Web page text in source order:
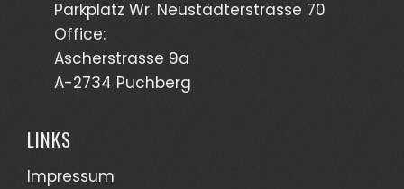
Parkplatz Wr. Neustädterstrasse 70
Office:
Ascherstrasse 9a
A-2734 Puchberg
LINKS
Impressum